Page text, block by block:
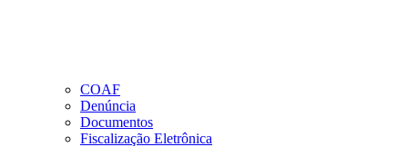
COAF
Denúncia
Documentos
Fiscalização Eletrônica